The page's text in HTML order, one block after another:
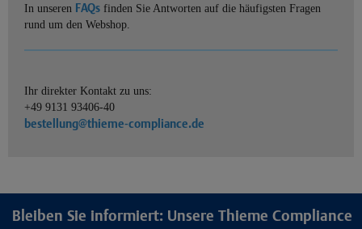
In unseren FAQs finden Sie Antworten auf die häufigsten Fragen
rund um den Webshop.
Ihr direkter Kontakt zu uns:
+49 9131 93406-40
bestellung@thieme-compliance.de
Bleiben Sie informiert: Unsere Thieme Compliance